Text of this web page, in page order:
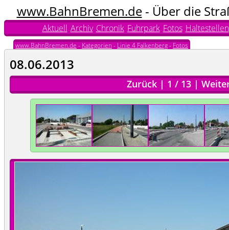
www.BahnBremen.de- Über die
Aktuell Archiv Chronik Fuhrpark Fotos Haltestellen
www.BahnBremen.de - Kategorien - Linie 4 Falkenberg- Fotos
08.06.2013
Zurück | 1 / 13 |